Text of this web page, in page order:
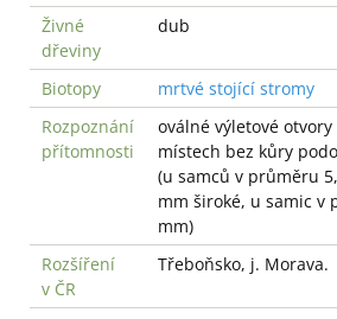
Živné
dřeviny
dub
Biotopy
mrtvé stojící stromy
Rozpoznání
přítomnosti
oválné výletové
místech bez kůry
(u samců v průměru
mm široké, u samic v
mm)
Rozšíření
v ČR
Třeboňsko, j. Morava.